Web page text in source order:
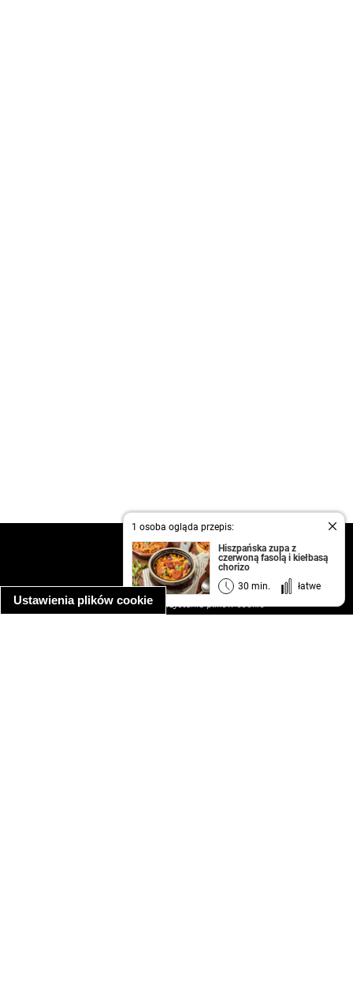
Ustawienia plików cookie
1 osoba ogląda przepis:
Hiszpańska zupa z
czerwoną fasolą i kiełbasą
chorizo
30 min.
łatwe
kontakt
regulamin
informacja o prywatności
informacja o wykorzystaniu plików cookie